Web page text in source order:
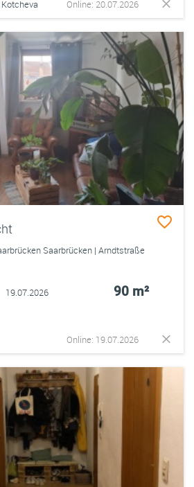
Online: 20.07.2026
Saarbrücken | Arndtstraße
19.07.2026 90 m²
Online: 19.07.2026